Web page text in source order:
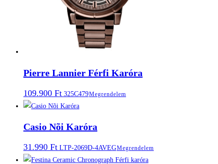
Pierre Lannier Férfi Karóra
109.900 Ft 325C479Megrendelem
Casio Nõi Karóra
31.990 Ft LTP-2069D-4AVEGMegrendelem